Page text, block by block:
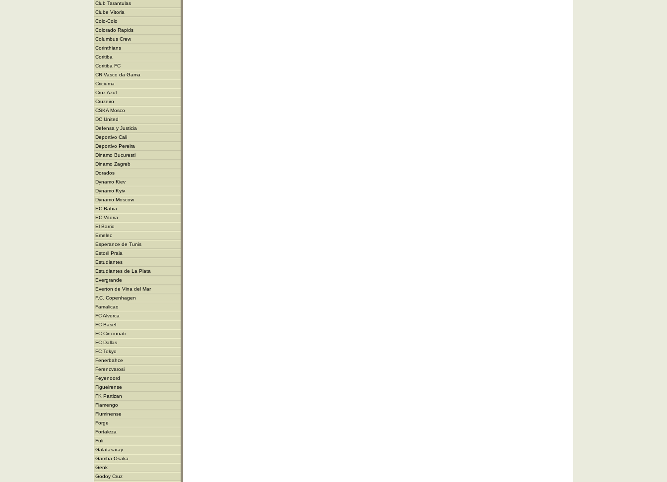
Club Tarantulas
Clube Vitoria
Colo-Colo
Colorado Rapids
Columbus Crew
Corinthians
Coritiba
Coritiba FC
CR Vasco da Gama
Criciuma
Cruz Azul
Cruzeiro
CSKA Mosco
DC United
Defensa y Justicia
Deportivo Cali
Deportivo Pereira
Dinamo Bucuresti
Dinamo Zagreb
Dorados
Dynamo Kiev
Dynamo Kyiv
Dynamo Moscow
EC Bahia
EC Vitoria
El Barrio
Emelec
Esperance de Tunis
Estoril Praia
Estudiantes
Estudiantes de La Plata
Evergrande
Everton de Vina del Mar
F.C. Copenhagen
Famalicao
FC Alverca
FC Basel
FC Cincinnati
FC Dallas
FC Tokyo
Fenerbahce
Ferencvarosi
Feyenoord
Figueirense
FK Partizan
Flamengo
Fluminense
Forge
Fortaleza
Fuli
Galatasaray
Gamba Osaka
Genk
Godoy Cruz